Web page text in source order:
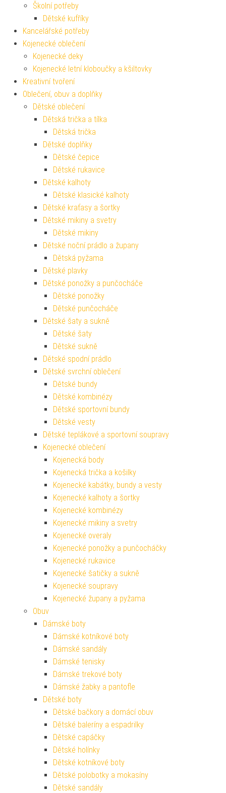
Školní potřeby
Dětské kufříky
Kancelářské potřeby
Kojenecké oblečení
Kojenecké deky
Kojenecké letní kloboučky a kšiltovky
Kreativní tvoření
Oblečení, obuv a doplňky
Dětské oblečení
Dětská trička a tílka
Dětská trička
Dětské doplňky
Dětské čepice
Dětské rukavice
Dětské kalhoty
Dětské klasické kalhoty
Dětské kraťasy a šortky
Dětské mikiny a svetry
Dětské mikiny
Dětské noční prádlo a župany
Dětská pyžama
Dětské plavky
Dětské ponožky a punčocháče
Dětské ponožky
Dětské punčocháče
Dětské šaty a sukně
Dětské šaty
Dětské sukně
Dětské spodní prádlo
Dětské svrchní oblečení
Dětské bundy
Dětské kombinézy
Dětské sportovní bundy
Dětské vesty
Dětské teplákové a sportovní soupravy
Kojenecké oblečení
Kojenecká body
Kojenecká trička a košilky
Kojenecké kabátky, bundy a vesty
Kojenecké kalhoty a šortky
Kojenecké kombinézy
Kojenecké mikiny a svetry
Kojenecké overaly
Kojenecké ponožky a punčocháčky
Kojenecké rukavice
Kojenecké šatičky a sukně
Kojenecké soupravy
Kojenecké župany a pyžama
Obuv
Dámské boty
Dámské kotníkové boty
Dámské sandály
Dámské tenisky
Dámské trekové boty
Dámské žabky a pantofle
Dětské boty
Dětské bačkory a domácí obuv
Dětské baleríny a espadrilky
Dětské capáčky
Dětské holínky
Dětské kotníkové boty
Dětské polobotky a mokasíny
Dětské sandály